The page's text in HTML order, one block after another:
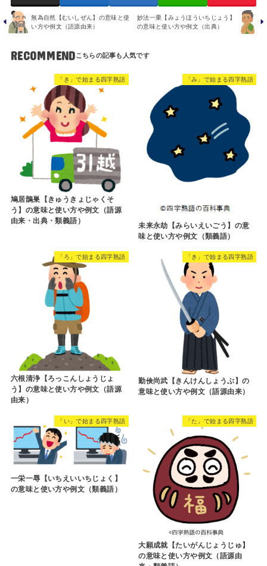
無為自然【むいしぜん】の意味と使
い方や例文（語源由来）
妙法一乗【みょうほういちじょう】
の意味と使い方や例文（出典）
RECOMMEND
「き」で始まる四字熟語
鳩居鵲巣【きゅうきょじゃくそ
う】の意味と使い方や例文（語源
由来・出典・類義語）
「み」で始まる四字熟語
未来永劫【みらいえいごう】の意
味と使い方や例文（類義語）
「ろ」で始まる四字熟語
六根清浄【ろっこんしょうじょ
う】の意味と使い方や例文（語源
由来）
「き」で始まる四字熟語
勤倹尚武【きんけんしょうぶ】の
意味と使い方や例文（語源由来）
「い」で始まる四字熟語
一栄一辱【いちえいいちじょく】
の意味と使い方や例文（類義語）
「た」で始まる四字熟語
大願成就【たいがんじょうじゅ】
の意味と使い方や例文（語源由